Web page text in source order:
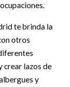
te brinda la
otros
crear lazos de
y